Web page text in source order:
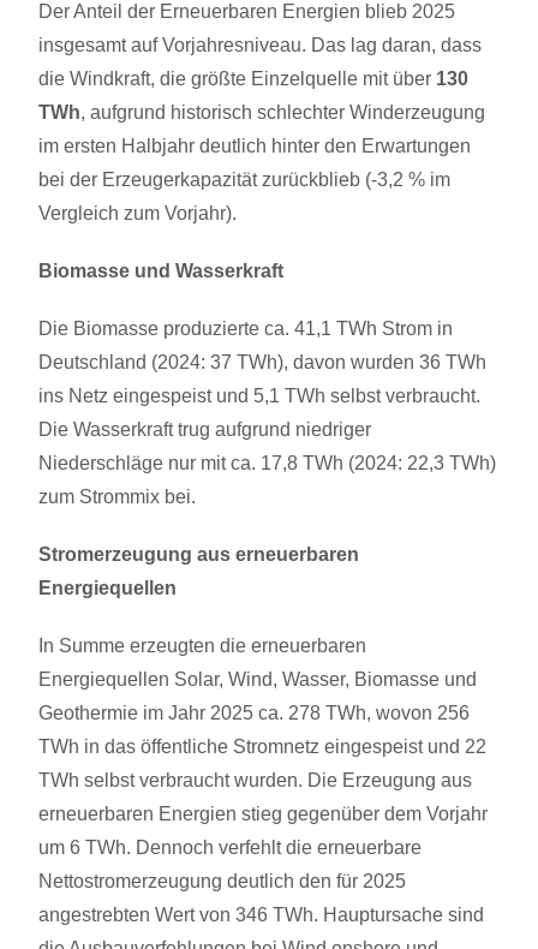
Der Anteil der Erneuerbaren Energien blieb 2025
insgesamt auf Vorjahresniveau. Das lag daran, dass
die Windkraft, die größte Einzelquelle mit über 130
TWh, aufgrund historisch schlechter Winderzeugung
im ersten Halbjahr deutlich hinter den Erwartungen
bei der Erzeugerkapazität zurückblieb (-3,2 % im
Vergleich zum Vorjahr).
Biomasse und Wasserkraft
Die Biomasse produzierte ca. 41,1 TWh Strom in
Deutschland (2024: 37 TWh), davon wurden 36 TWh
ins Netz eingespeist und 5,1 TWh selbst verbraucht.
Die Wasserkraft trug aufgrund niedriger
Niederschläge nur mit ca. 17,8 TWh (2024: 22,3 TWh)
zum Strommix bei.
Stromerzeugung aus erneuerbaren
Energiequellen
In Summe erzeugten die erneuerbaren
Energiequellen Solar, Wind, Wasser, Biomasse und
Geothermie im Jahr 2025 ca. 278 TWh, wovon 256
TWh in das öffentliche Stromnetz eingespeist und 22
TWh selbst verbraucht wurden. Die Erzeugung aus
erneuerbaren Energien stieg gegenüber dem Vorjahr
um 6 TWh. Dennoch verfehlt die erneuerbare
Nettostromerzeugung deutlich den für 2025
angestrebten Wert von 346 TWh. Hauptursache sind